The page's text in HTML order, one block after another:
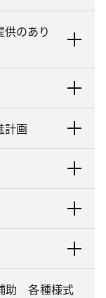
のあり
計画
助 各種様式